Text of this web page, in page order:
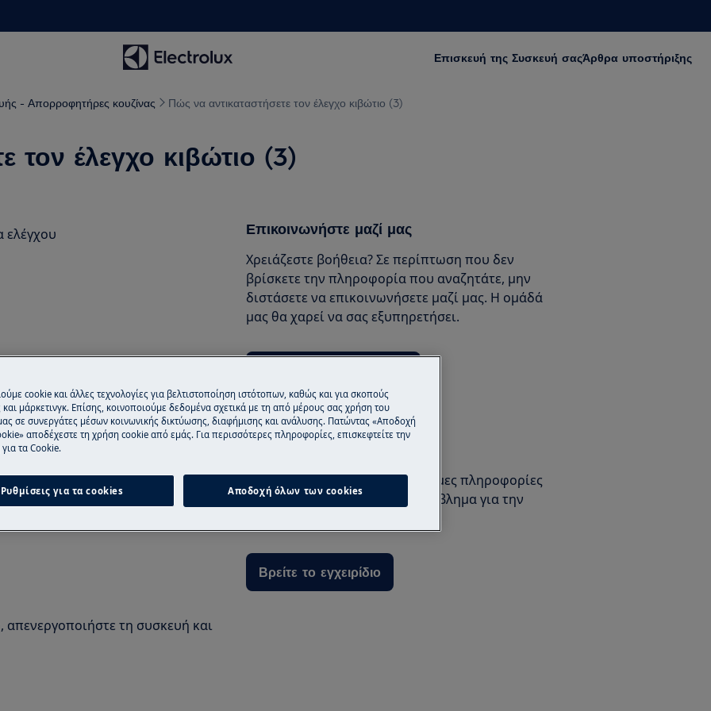
Επισκευή της Συσκευή σαςΆρθρα υποστήριξης
- Απορροφητήρες κουζίνας Πώς να αντικαταστήσετε τον έλεγχο κιβώτιο (3)
τον έλεγχο κιβώτιο (3)
ελέγχου
χρήσης του προϊόντος
τη συσκευή και
Επικοινωνήστε μαζί μας
Χρειάζεστε βοήθεια? Σε περίπτωση που δεν
βρίσκετε την πληροφορία που αναζητάτε, μην
διστάσετε να επικοινωνήσετε μαζί μας. Η ομάδά
μας θα χαρεί να σας εξυπηρετήσει.
Βρείτε οδηγίες και άλλες χρήσιμες πληροφορίες
και επιλύστε οποιοδήποτε πρόβλημα για την
Βρείτε το εγχειρίδιο
cookie και άλλες τεχνολογίες για βελτιστοποίηση ιστότοπων, καθώς και για σκοπούς
μάρκετινγκ. Επίσης, κοινοποιούμε δεδομένα σχετικά με τη από μέρους σας χρήση του
σε συνεργάτες μέσων κοινωνικής δικτύωσης, διαφήμισης και ανάλυσης. Πατώντας «Αποδοχή
αποδέχεστε τη χρήση cookie από εμάς. Για περισσότερες πληροφορίες, επισκεφτείτε την
τα Cookie.
Ρυθμίσεις για τα cookies Αποδοχή όλων των cookies